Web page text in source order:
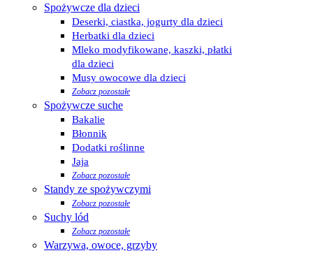
Spożywcze dla dzieci
Deserki, ciastka, jogurty dla dzieci
Herbatki dla dzieci
Mleko modyfikowane, kaszki, płatki
dla dzieci
Musy owocowe dla dzieci
Zobacz pozostałe
Spożywcze suche
Bakalie
Błonnik
Dodatki roślinne
Jaja
Zobacz pozostałe
Standy ze spożywczymi
Zobacz pozostałe
Suchy lód
Zobacz pozostałe
Warzywa, owoce, grzyby